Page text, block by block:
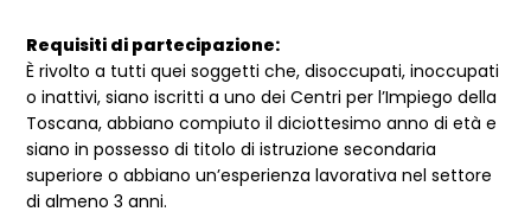
Requisiti di partecipazione:
È rivolto a tutti quei soggetti che, disoccupati, inoccupati
o inattivi, siano iscritti a uno dei Centri per l’Impiego della
Toscana, abbiano compiuto il diciottesimo anno di età e
siano in possesso di titolo di istruzione secondaria
superiore o abbiano un’esperienza lavorativa nel settore
di almeno 3 anni.